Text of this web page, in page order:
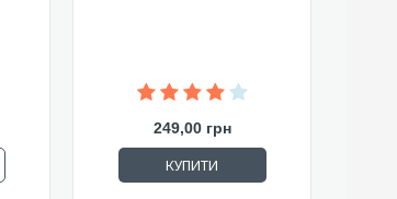
249,00 грн
КУПИТИ